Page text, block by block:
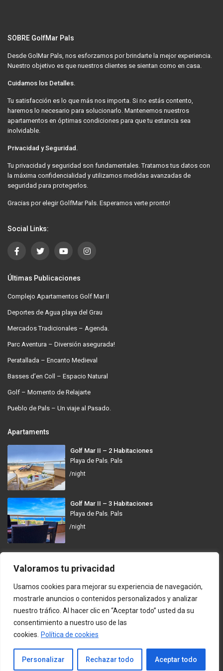
Valoramos tu privacidad
Usamos cookies para mejorar su experiencia de navegación,
mostrarle anuncios o contenidos personalizados y analizar
nuestro tráfico. Al hacer clic en “Aceptar todo” usted da su
consentimiento a nuestro uso de las
cookies.
Política de cookies
Personalizar Rechazar todo Aceptar todo
SOBRE GolfMar Pals
Desde GolMar Pals, nos esforzamos por brindarte la mejor experiencia.
Nuestro objetivo es que nuestros clientes se sientan como en casa.
Cuidamos los Detalles.
Tu satisfacción es lo que más nos importa. Si no estás contento,
haremos lo necesario para solucionarlo. Mantenemos nuestros
apartamentos en óptimas condiciones para que tu estancia sea
inolvidable.
Privacidad y Seguridad.
Tu privacidad y seguridad son fundamentales. Tratamos tus datos con
la máxima confidencialidad y utilizamos medidas avanzadas de
seguridad para protegerlos.
Gracias por elegir GolfMar Pals. Esperamos verte pronto!
Social Links:
Últimas Publicaciones
Complejo Apartamentos Golf Mar II
Deportes de Agua playa del Grau
Mercados Tradicionales – Agenda.
Parc Aventura – Diversión asegurada!
Peratallada – Encanto Medieval
Basses d’en Coll – Espacio Natural
Golf – Momento de Relajarte
Pueblo de Pals – Un viaje al Pasado.
Apartaments
Golf Mar II – 2 Habitaciones
Playa de Pals, Pals
/night
Golf Mar II – 3 Habitaciones
Playa de Pals, Pals
/night
GolfMar Pals
info@golfmarpals.com
https://golfmarpals.com/
Política de Privacidad y Condiciones de Uso
Contacto